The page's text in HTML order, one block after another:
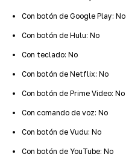
Con botón de Google Play: No
Con botón de Hulu: No
Con teclado: No
Con botón de Netflix: No
Con botón de Prime Video: No
Con comando de voz: No
Con botón de Vudu: No
Con botón de YouTube: No